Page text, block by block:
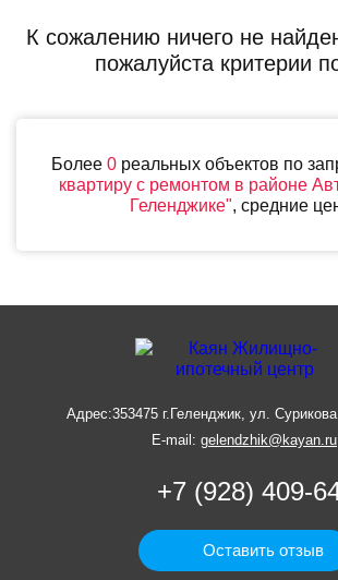
К сожалению ничего не
пожалуйста критерии
Более 0 реальных объектов по
квартиру с ремонтом в районе
Геленджике", средние
Адрес:353475 г.Геленджик, ул.
E-mail: gelendzhik@kayan.ru
+7 (928) 409-
Оставить отзыв